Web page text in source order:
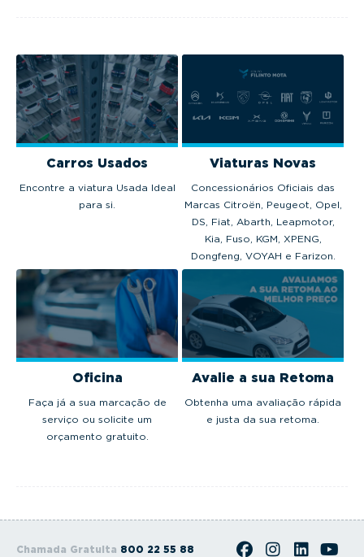
Carros Usados
Encontre a viatura Usada Ideal
para si.
Viaturas Novas
Concessionários Oficiais das
Marcas Citroën, Peugeot, Opel,
DS, Fiat, Abarth, Leapmotor,
Kia, Fuso, KGM, XPENG,
Dongfeng, VOYAH e Farizon.
Oficina
Faça já a sua marcação de
serviço ou solicite um
orçamento gratuito.
Avalie a sua Retoma
Obtenha uma avaliação rápida
e justa da sua retoma.
Chamada Gratuita 800 22 55 88